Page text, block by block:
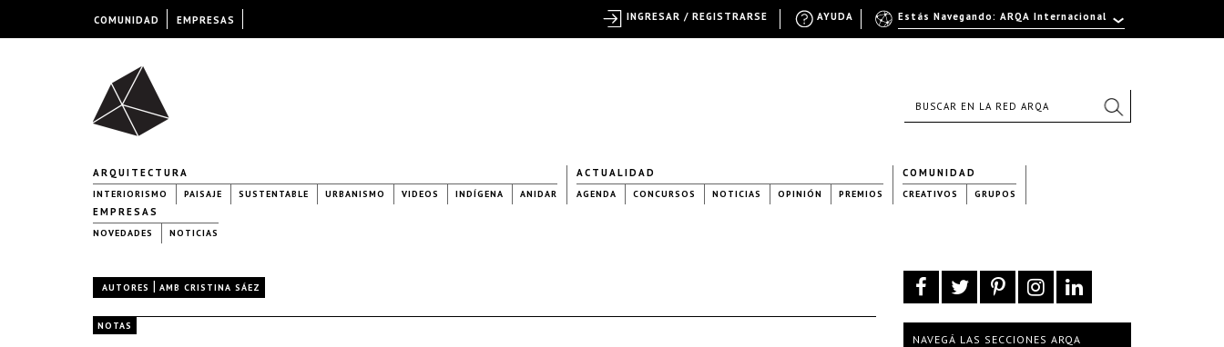
ARQUITECTURA
INTERIORISMO PAISAJE SUSTENTABLE URBANISMO VIDEOS INDÍGENA ANIDAR
ACTUALIDAD
AGENDA CONCURSOS NOTICIAS OPINIÓN PREMIOS
COMUNIDAD
CREATIVOS GRUPOS
EMPRESAS
NOVEDADES NOTICIAS
AUTORES | AMB CRISTINA SÁEZ
NOTAS
NAVEGÁ LAS SECCIONES ARQA
COMUNIDAD EMPRESAS Estás Navegando: ARQA Internacional
AYUDA
INGRESAR / REGISTRARSE